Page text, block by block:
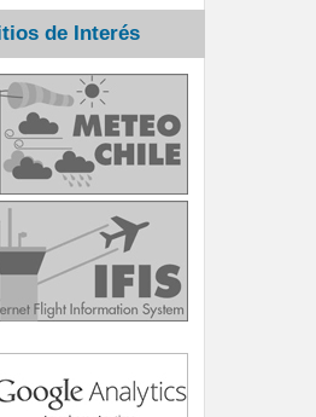
de Interés